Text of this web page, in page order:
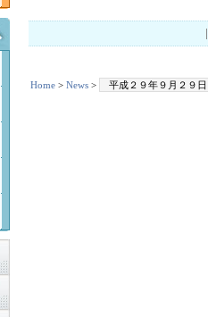
Home > News > 平成２９年９月２９